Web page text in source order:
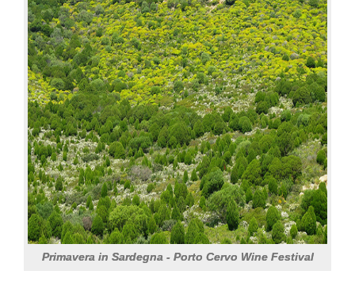
Primavera in Sardegna - Porto Cervo Wine Festival